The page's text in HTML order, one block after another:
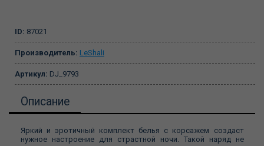
ID: 87021
Производитель: LeShali
Артикул: DJ_9793
Описание
Яркий и эротичный комплект белья с корсажем создаст
нужное настроение для страстной ночи. Такой наряд не